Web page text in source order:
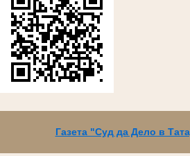
Газета "Суд да Дело в